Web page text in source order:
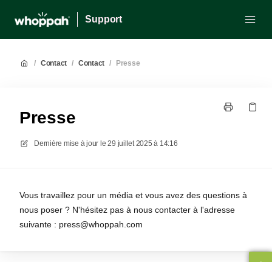
Support
/ Contact / Contact / Presse
Presse
Dernière mise à jour le 29 juillet 2025 à 14:16
Vous travaillez pour un média et vous avez des questions à
nous poser ? N'hésitez pas à nous contacter à l'adresse
suivante : press@whoppah.com